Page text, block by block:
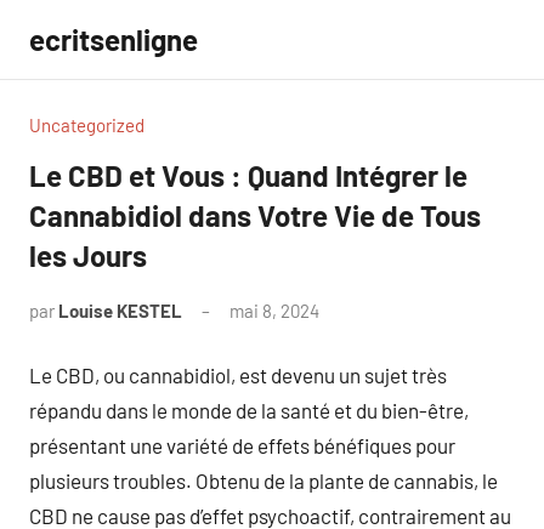
contenu
ecritsenligne
Uncategorized
Le CBD et Vous : Quand Intégrer le
Cannabidiol dans Votre Vie de Tous
les Jours
par Louise KESTEL mai 8, 2024
Le CBD, ou cannabidiol, est devenu un sujet très
répandu dans le monde de la santé et du bien-être,
présentant une variété de effets bénéfiques pour
plusieurs troubles. Obtenu de la plante de cannabis, le
CBD ne cause pas d’effet psychoactif, contrairement au